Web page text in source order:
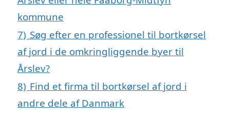
kommune
7) Søg efter en professionel til bortkørsel
af jord i de omkringliggende byer til
Årslev?
8) Find et firma til bortkørsel af jord i
andre dele af Danmark